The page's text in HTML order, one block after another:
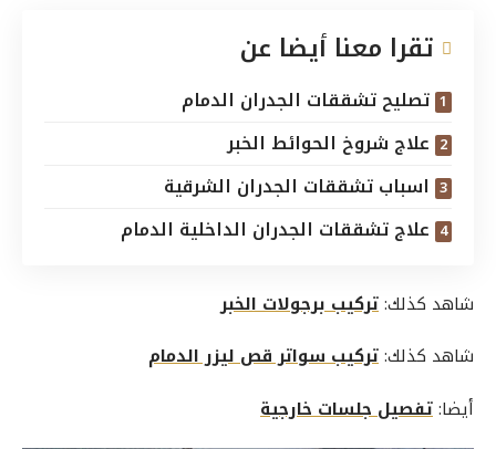
تقرا معنا أيضا عن
تصليح تشققات الجدران الدمام
علاج شروخ الحوائط الخبر
اسباب تشققات الجدران الشرقية
علاج تشققات الجدران الداخلية الدمام
شاهد كذلك:تركيب برجولات الخبر
شاهد كذلك:تركيب سواتر قص ليزر الدمام
أيضا:تفصيل جلسات خارجية